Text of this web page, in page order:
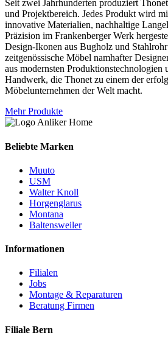
Seit zwei Jahrhunderten produziert
und Projektbereich. Jedes Produkt wird
innovative Materialien, nachhaltige
Präzision im Frankenberger Werk
Design-Ikonen aus Bugholz und
zeitgenössische Möbel namhafter
aus modernsten Produktionstechnologien
Handwerk, die Thonet zu einem der
Möbelunternehmen der Welt macht.
Mehr Produkte
Beliebte Marken
Muuto
USM
Walter Knoll
Horgenglarus
Montana
Baltensweiler
Informationen
Filialen
Jobs
Montage & Reparaturen
Beratung Firmen
Filiale Bern